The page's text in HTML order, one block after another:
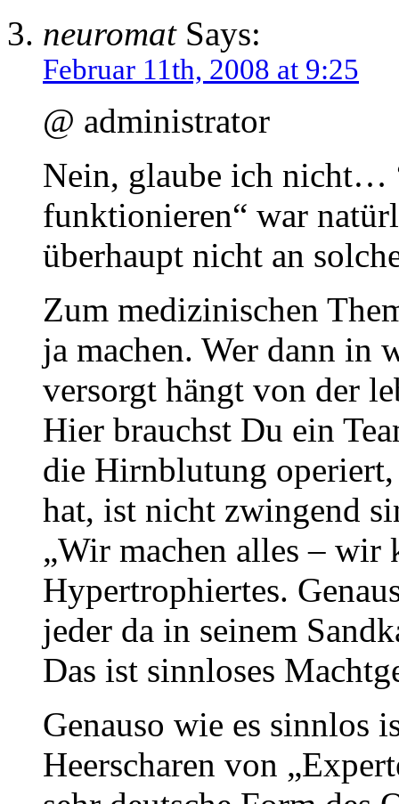
neuromatSays:
Februar 11th, 2008 at 9:25
@ administrator
Nein, glaube ich nicht…
funktionieren“ war
überhaupt nicht an
Zum medizinischen
ja machen. Wer dann in
versorgt hängt von der
Hier brauchst Du ein
die Hirnblutung
hat, ist nicht zwingend
„Wir machen alles – wir
Hypertrophiertes.
jeder da in seinem
Das ist sinnloses
Genauso wie es sinnlos
Heerscharen von